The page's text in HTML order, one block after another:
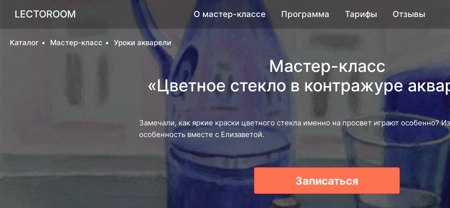
LECTOROOM О мастер-классе Программа Тарифы Отзывы
Каталог Мастер-класс Уроки акварели
Мастер-класс
«Цветное стекло в контражуре
Замечали, как яркие краски цветного стекла именно на просвет играют особенно?
особенность вместе с Елизаветой.
Записаться